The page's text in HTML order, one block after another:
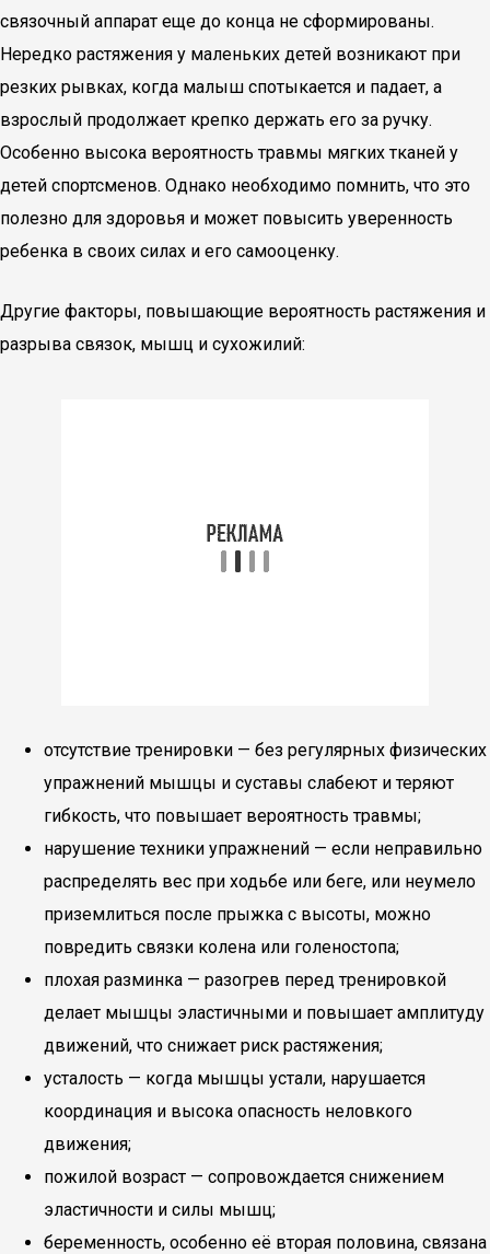
связочный аппарат еще до конца не сформированы.
Нередко растяжения у маленьких детей возникают при
резких рывках, когда малыш спотыкается и падает, а
взрослый продолжает крепко держать его за ручку.
Особенно высока вероятность травмы мягких тканей у
детей спортсменов. Однако необходимо помнить, что это
полезно для здоровья и может повысить уверенность
ребенка в своих силах и его самооценку.
Другие факторы, повышающие вероятность растяжения и
разрыва связок, мышц и сухожилий:
отсутствие тренировки — без регулярных физических
упражнений мышцы и суставы слабеют и теряют
гибкость, что повышает вероятность травмы;
нарушение техники упражнений — если неправильно
распределять вес при ходьбе или беге, или неумело
приземлиться после прыжка с высоты, можно
повредить связки колена или голеностопа;
плохая разминка — разогрев перед тренировкой
делает мышцы эластичными и повышает амплитуду
движений, что снижает риск растяжения;
усталость — когда мышцы устали, нарушается
координация и высока опасность неловкого
движения;
пожилой возраст — сопровождается снижением
эластичности и силы мышц;
беременность, особенно её вторая половина, связана